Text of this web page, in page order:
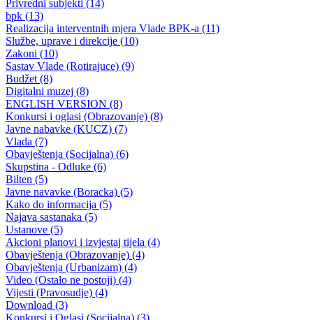
Uprava policije informacija za period od 27.11. do 30.11.2015
30.11.2015